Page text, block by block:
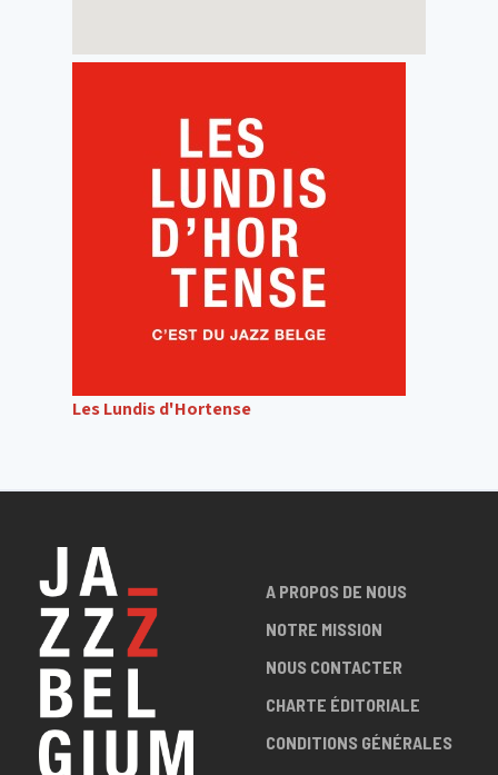
Les Lundis d'Hortense
A PROPOS DE NOUS
NOTRE MISSION
NOUS CONTACTER
CHARTE ÉDITORIALE
CONDITIONS GÉNÉRALES